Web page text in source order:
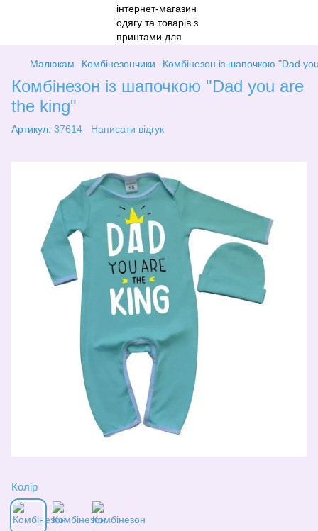
Малюкам Комбінезончики Комбінезон із шапочкою "Dad
Комбінезон із шапочкою "Dad you are
the king"
Артикул: 37614 Написати відгук
Колір